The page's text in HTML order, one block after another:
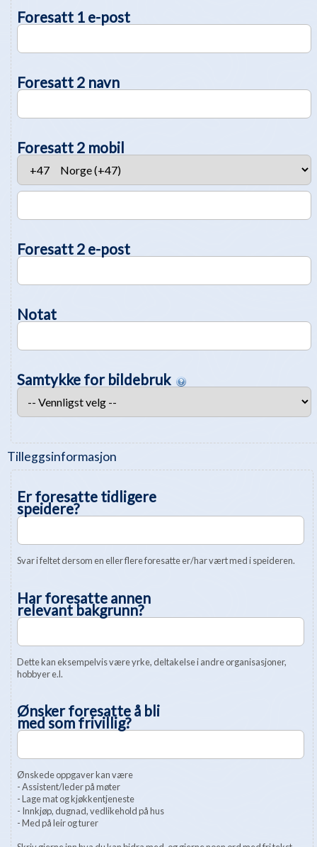
Foresatt 1 e-post
Foresatt 2 navn
Foresatt 2 mobil
Foresatt 2 e-post
Notat
Samtykke for bildebruk
Tilleggsinformasjon
Er foresatte tidligere
speidere?
Svar i feltet dersom en eller flere foresatte er/har vært med i speideren.
Har foresatte annen
relevant bakgrunn?
Dette kan eksempelvis være yrke, deltakelse i andre organisasjoner,
hobbyer e.l.
Ønsker foresatte å bli
med som frivillig?
Ønskede oppgaver kan være
- Assistent/leder på møter
- Lage mat og kjøkkentjeneste
- Innkjøp, dugnad, vedlikehold på hus
- Med på leir og turer